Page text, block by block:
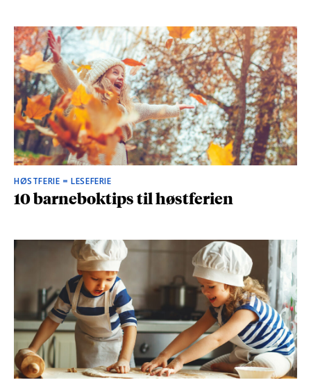
HØSTFERIE = LESEFERIE
10 barneboktips til høstferien